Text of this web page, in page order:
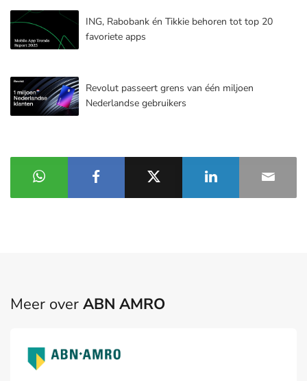
ING, Rabobank én Tikkie behoren tot top 20
favoriete apps
Revolut passeert grens van één miljoen
Nederlandse gebruikers
Meer over ABN AMRO